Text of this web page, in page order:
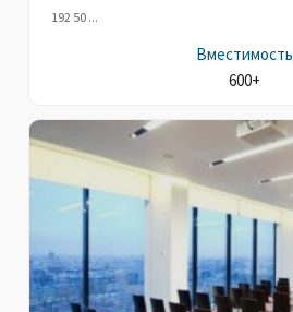
192 50 ...
Вместимость
600+